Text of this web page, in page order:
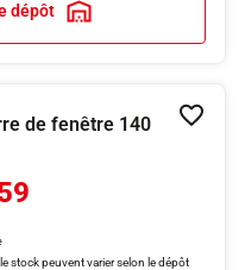
dépôt
de fenêtre 140
stock peuvent varier selon le dépôt